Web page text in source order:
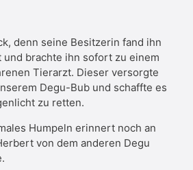
denn seine Besitzerin fand ihn
und brachte ihn sofort zu einem
Tierarzt. Dieser versorgte
Degu-Bub und schaffte es
zu retten.
Humpeln erinnert noch an
von dem anderen Degu